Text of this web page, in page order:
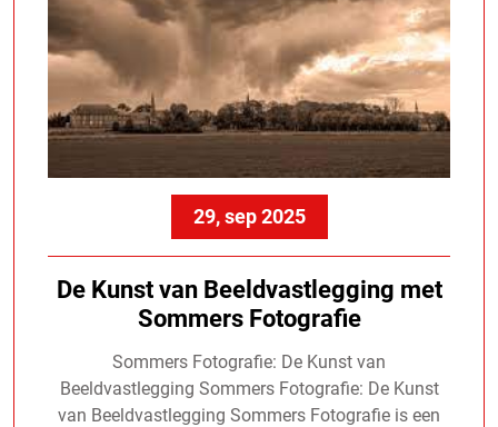
29, sep 2025
De Kunst van Beeldvastlegging met
Sommers Fotografie
Sommers Fotografie: De Kunst van
Beeldvastlegging Sommers Fotografie: De Kunst
van Beeldvastlegging Sommers Fotografie is een